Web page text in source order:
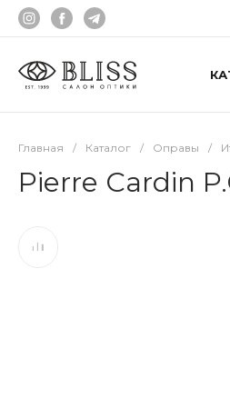
Главная / Каталог / Оправы /
Pierre Cardin